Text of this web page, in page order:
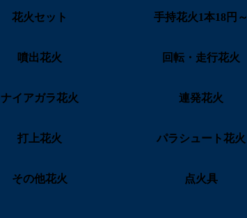
花火セット 手持花火1本18円～
噴出花火 回転・走行花火
ナイアガラ花火 連発花火
打上花火 パラシュート花火
その他花火 点火具